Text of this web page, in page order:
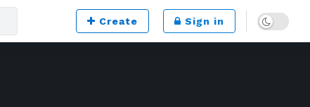
Create Sign in Dark mode